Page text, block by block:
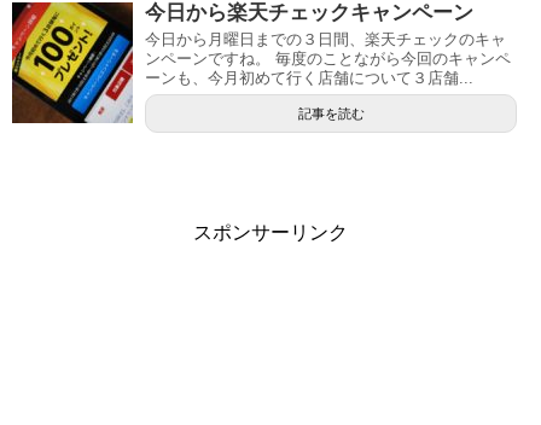
今日から楽天チェックキャンペーン
今日から月曜日までの３日間、楽天チェックのキャ
ンペーンですね。 毎度のことながら今回のキャンペ
ーンも、今月初めて行く店舗について３店舗...
記事を読む
スポンサーリンク